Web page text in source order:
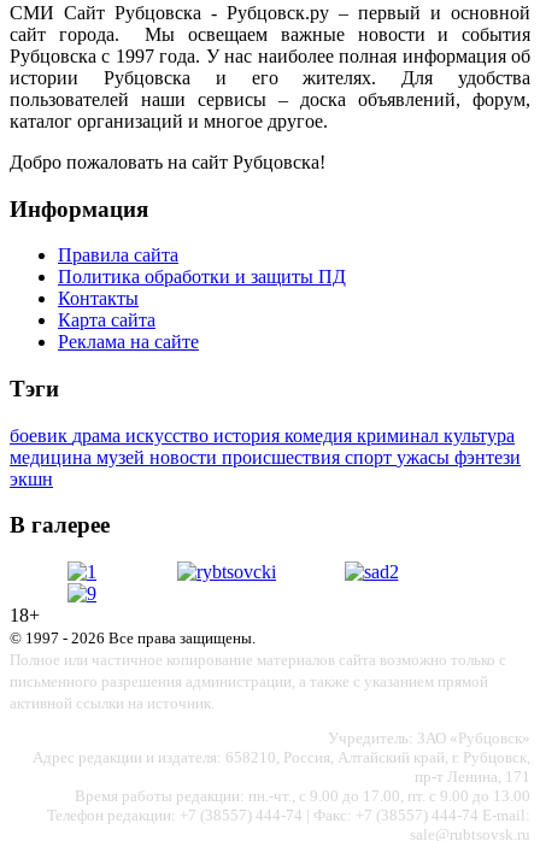
СМИ Сайт Рубцовска - Рубцовск.ру – первый и основной
сайт города. Мы освещаем важные новости и события
Рубцовска с 1997 года. У нас наиболее полная информация об
истории Рубцовска и его жителях. Для удобства
пользователей наши сервисы – доска объявлений, форум,
каталог организаций и многое другое.
Добро пожаловать на сайт Рубцовска!
Информация
Правила сайта
Политика обработки и защиты ПД
Контакты
Карта сайта
Реклама на сайте
Тэги
боевик драма искусство история комедия криминал культура
медицина музей новости происшествия спорт ужасы фэнтези
экшн
В галерее
18+
© 1997 - 2026 Все права защищены.
Полное или частичное копирование материалов сайта возможно только с
письменного разрешения администрации, а также с указанием прямой
активной ссылки на источник.
Учредитель: ЗАО «Рубцовск»
Адрес редакции и издателя: 658210, Россия, Алтайский край, г. Рубцовск,
пр-т Ленина, 171
Время работы редакции: пн.-чт., с 9.00 до 17.00, пт. с 9.00 до 13.00
Телефон редакции: +7 (38557) 444-74 | Факс: +7 (38557) 444-74 E-mail:
sale@rubtsovsk.ru